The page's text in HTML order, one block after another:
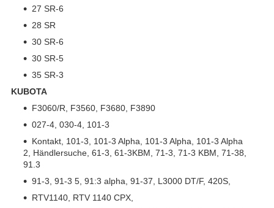
27 SR-6
28 SR
30 SR-6
30 SR-5
35 SR-3
KUBOTA
F3060/R, F3560, F3680, F3890
027-4, 030-4, 101-3
Kontakt, 101-3, 101-3 Alpha, 101-3 Alpha, 101-3 Alpha
2, Händlersuche, 61-3, 61-3KBM, 71-3, 71-3 KBM, 71-38,
91.3
91-3, 91-3 5, 91:3 alpha, 91-37, L3000 DT/F, 420S,
RTV1140, RTV 1140 CPX,